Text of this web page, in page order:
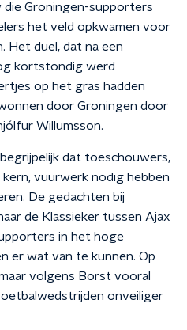
Groningen-supporters
het veld opkwamen voor
Het duel, dat na een
kortstondig werd
op het gras hadden
door Groningen door
Willumsson.
dat toeschouwers,
vuurwerk nodig hebben
De gedachten bij
de Klassieker tussen Ajax
in het hoge
er wat van te kunnen. Op
volgens Borst vooral
onveiliger